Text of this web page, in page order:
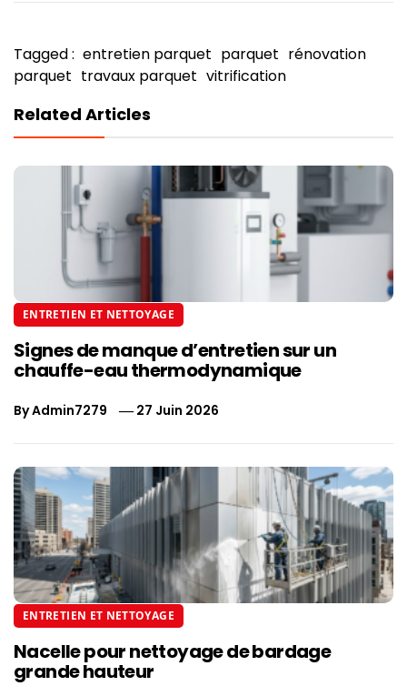
Tagged : entretien parquet parquet rénovation
parquet travaux parquet vitrification
Related Articles
ENTRETIEN ET NETTOYAGE
Signes de manque d’entretien sur un
chauffe-eau thermodynamique
ByAdmin7279 27 Juin 2026
ENTRETIEN ET NETTOYAGE
Nacelle pour nettoyage de bardage
grande hauteur